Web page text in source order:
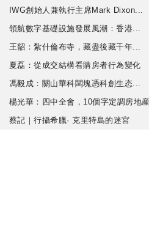
IWG創始人兼執行主席Mark Dixon...
領航數字基礎設施發展風潮：香港...
王韶：紮什倫布寺，藏盡後藏千年...
夏磊：從成交結構看購房者行為變化
馮毅成：關山華科闆塊憑科創生态...
楊光華：四中全會，10個字定調房地産
蔡記｜行攝希臘· 克里特島的迷宮